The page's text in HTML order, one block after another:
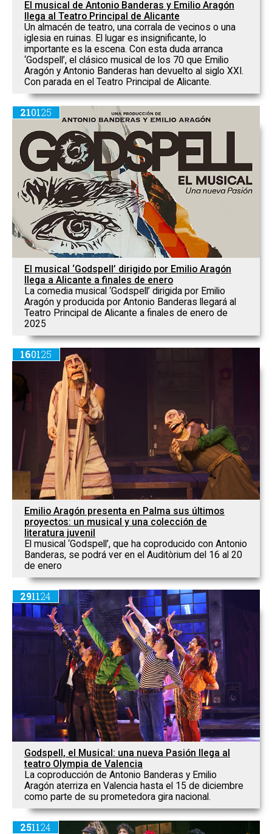
El musical de Antonio Banderas y Emilio Aragón
llega al Teatro Principal de Alicante
Un almacén de teatro, una corrala de vecinos o una
iglesia en ruinas. El lugar es insignificante, lo
importante es la escena. Con esta duda arranca
‘Godspell’, el clásico musical de los 70 que Emilio
Aragón y Antonio Banderas han devuelto al siglo XXI.
Con parada en el Teatro Principal de Alicante.
210125
El musical ‘Godspell’ dirigido por Emilio Aragón
llega a Alicante a finales de enero
La comedia musical ‘Godspell’ dirigida por Emilio
Aragón y producida por Antonio Banderas llegará al
Teatro Principal de Alicante a finales de enero de
2025
160125
Emilio Aragón presenta en Palma sus últimos
proyectos: un musical y una colección de
literatura juvenil
El musical ‘Godspell’, que ha coproducido con Antonio
Banderas, se podrá ver en el Auditòrium del 16 al 20
de enero
291124
Godspell, el Musical: una nueva Pasión llega al
teatro Olympia de Valencia
La coproducción de Antonio Banderas y Emilio
Aragón aterriza en Valencia hasta el 15 de diciembre
como parte de su prometedora gira nacional.
251124